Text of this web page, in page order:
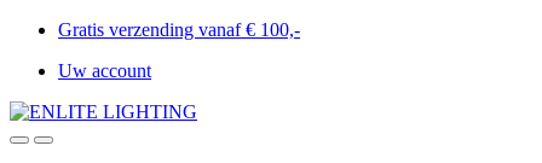
Gratis verzending vanaf € 100,-
Uw account